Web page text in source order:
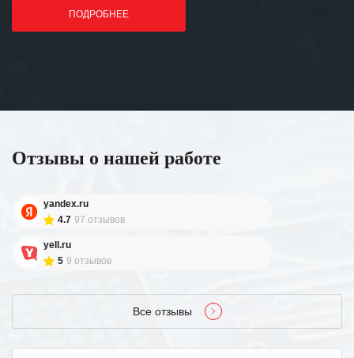
ПОДРОБНЕЕ
Отзывы о нашей работе
yandex.ru
4.7 97 отзывов
yell.ru
5 9 отзывов
Все отзывы